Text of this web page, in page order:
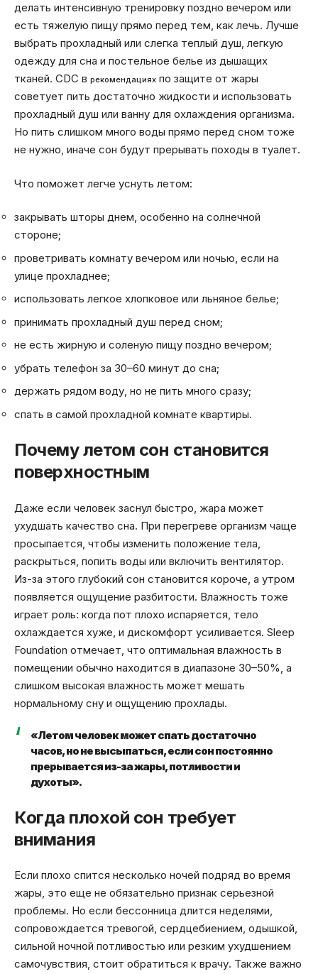
делать интенсивную тренировку поздно вечером или
есть тяжелую пищу прямо перед тем, как лечь. Лучше
выбрать прохладный или слегка теплый душ, легкую
одежду для сна и постельное белье из дышащих
тканей. CDC в рекомендациях по защите от жары
советует пить достаточно жидкости и использовать
прохладный душ или ванну для охлаждения организма.
Но пить слишком много воды прямо перед сном тоже
не нужно, иначе сон будут прерывать походы в туалет.
Что поможет легче уснуть летом:
закрывать шторы днем, особенно на солнечной
стороне;
проветривать комнату вечером или ночью, если на
улице прохладнее;
использовать легкое хлопковое или льняное белье;
принимать прохладный душ перед сном;
не есть жирную и соленую пищу поздно вечером;
убрать телефон за 30–60 минут до сна;
держать рядом воду, но не пить много сразу;
спать в самой прохладной комнате квартиры.
Почему летом сон становится
поверхностным
Даже если человек заснул быстро, жара может
ухудшать качество сна. При перегреве организм чаще
просыпается, чтобы изменить положение тела,
раскрыться, попить воды или включить вентилятор.
Из-за этого глубокий сон становится короче, а утром
появляется ощущение разбитости. Влажность тоже
играет роль: когда пот плохо испаряется, тело
охлаждается хуже, и дискомфорт усиливается. Sleep
Foundation отмечает, что оптимальная влажность в
помещении обычно находится в диапазоне 30–50%, а
слишком высокая влажность может мешать
нормальному сну и ощущению прохлады.
«Летом человек может спать достаточно
часов, но не высыпаться, если сон постоянно
прерывается из-за жары, потливости и
духоты».
Когда плохой сон требует
внимания
Если плохо спится несколько ночей подряд во время
жары, это еще не обязательно признак серьезной
проблемы. Но если бессонница длится неделями,
сопровождается тревогой, сердцебиением, одышкой,
сильной ночной потливостью или резким ухудшением
самочувствия, стоит обратиться к врачу. Также важно